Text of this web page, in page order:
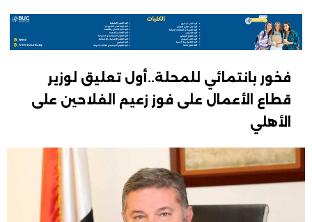
فخور بانتمائي للمحلة..أول تعليق لوزير
قطاع الأعمال على فوز زعيم الفلاحين على
الأهلي